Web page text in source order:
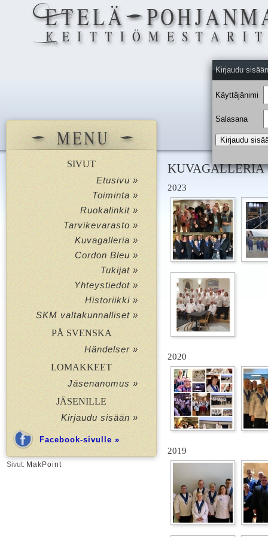
SIVUT
Etusivu »
Toiminta »
Ruokalinkit »
Tarvikevarasto »
Kuvagalleria »
Cordon Bleu »
Tukijat »
Yhteystiedot »
Historiikki »
SKM valtakunnalliset »
PÅ SVENSKA
Händelser »
LOMAKKEET
Jäsenanomus »
JÄSENILLE
Kirjaudu sisään »
Facebook-sivulle »
Sivut: MakPoint
Kirjaudu sisään
Käyttäjänimi
Salasana
KUVAGALLERIA
2023
2020
2019